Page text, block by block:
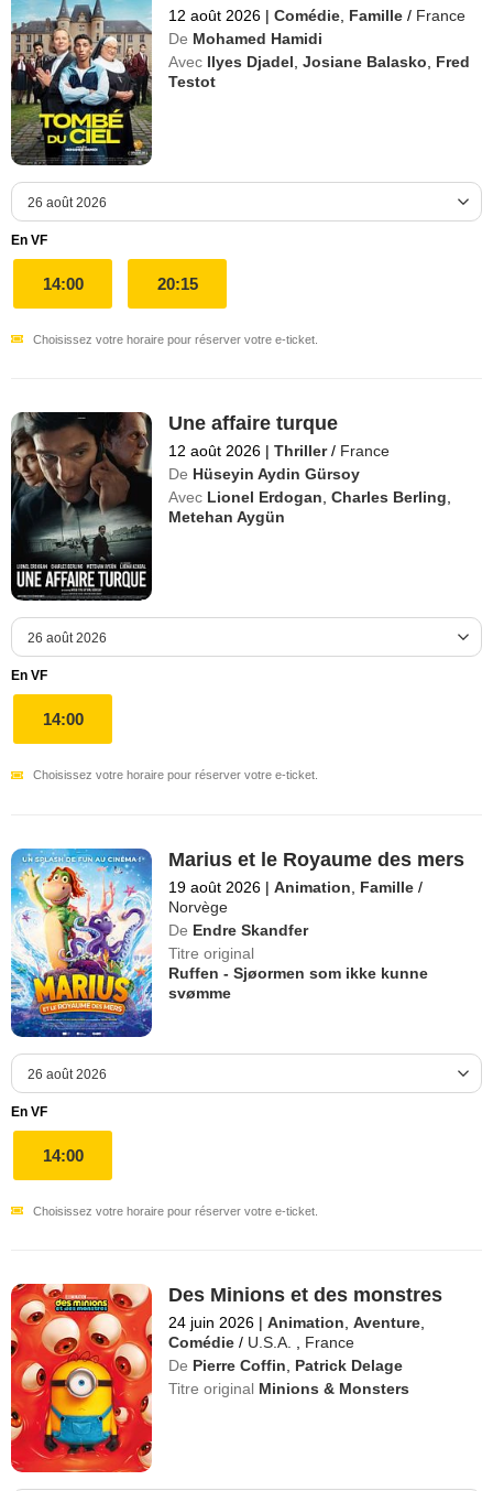
12 août 2026 | Comédie Famille / France
De Mohamed Hamidi
Avec Ilyes Djadel ,Josiane Balasko
Fred
Testot
En VF
14:00 20:15
Choisissez votre horaire pour réserver votre e-ticket.
Une affaire turque
12 août 2026 | Thriller / France
De Hüseyin Aydin Gürsoy
Avec Lionel Erdogan ,Charles Berling
Metehan Aygün
En VF
14:00
Choisissez votre horaire pour réserver votre e-ticket.
Marius et le Royaume des mers
19 août 2026 | Animation Famille /
Norvège
De Endre Skandfer
Titre original
Ruffen - Sjøormen som ikke kunne
svømme
En VF
14:00
Choisissez votre horaire pour réserver votre e-ticket.
Des Minions et des monstres
24 juin 2026 | Animation ,Aventure
Comédie / U.S.A.
France
De Pierre Coffin
Patrick Delage
Titre original Minions & Monsters